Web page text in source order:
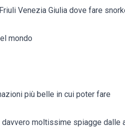
Venezia Giulia dove fare
mondo
più belle in cui poter fare
moltissime spiagge dalle